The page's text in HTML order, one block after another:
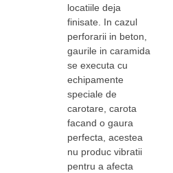
locatiile deja
finisate. In cazul
perforarii in beton,
gaurile in caramida
se executa cu
echipamente
speciale de
carotare, carota
facand o gaura
perfecta, acestea
nu produc vibratii
pentru a afecta